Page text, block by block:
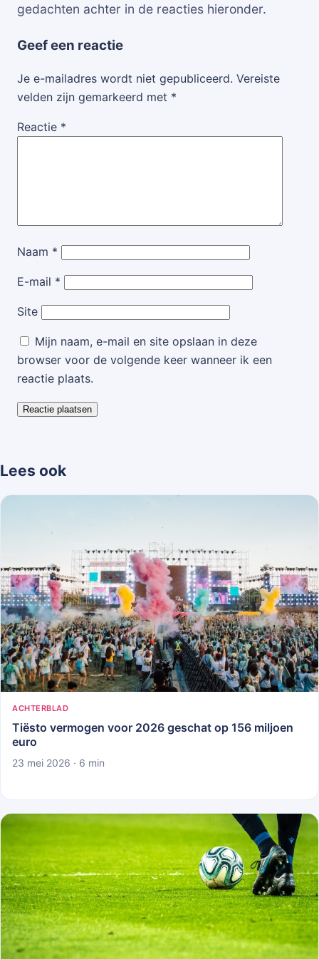
gedachten achter in de reacties hieronder.
Geef een reactie
Je e-mailadres wordt niet gepubliceerd. Vereiste
velden zijn gemarkeerd met *
Reactie *
Naam *
E-mail *
Site
Mijn naam, e-mail en site opslaan in deze
browser voor de volgende keer wanneer ik een
reactie plaats.
Lees ook
ACHTERBLAD
Tiësto vermogen voor 2026 geschat op 156 miljoen
euro
23 mei 2026 · 6 min